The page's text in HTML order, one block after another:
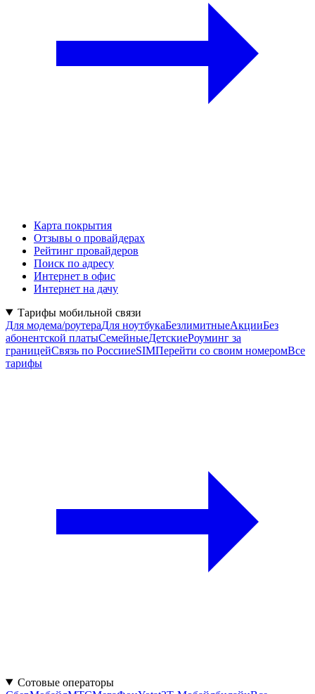
Карта покрытия
Отзывы о провайдерах
Рейтинг провайдеров
Поиск по адресу
Интернет в офис
Интернет на дачу
Тарифы мобильной связи
Для модема/роутераДля ноутбукаБезлимитныеАкцииБез
абонентской платыСемейныеДетскиеРоуминг за
границейСвязь по РоссииeSIMПерейти со своим номеромВсе
тарифы
Сотовые операторы